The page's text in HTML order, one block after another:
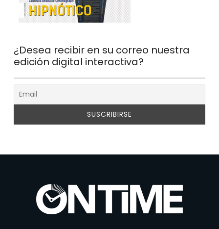
¿Desea recibir en su correo nuestra
edición digital interactiva?